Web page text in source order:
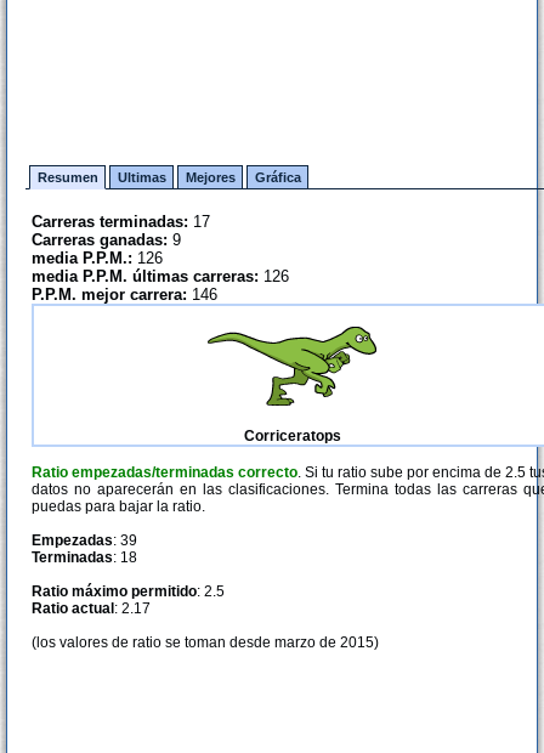
Resumen Ultimas Mejores Gráfica
Carreras terminadas: 17
Carreras ganadas: 9
media P.P.M.: 126
media P.P.M. últimas carreras: 126
P.P.M. mejor carrera: 146
Corriceratops
Ratio empezadas/terminadas correcto. Si tu ratio sube por encima de 2.5
datos no aparecerán en las clasificaciones. Termina todas las carreras
puedas para bajar la ratio.
Empezadas: 39
Terminadas: 18
Ratio máximo permitido: 2.5
Ratio actual : 2.17
(los valores de ratio se toman desde marzo de 2015)